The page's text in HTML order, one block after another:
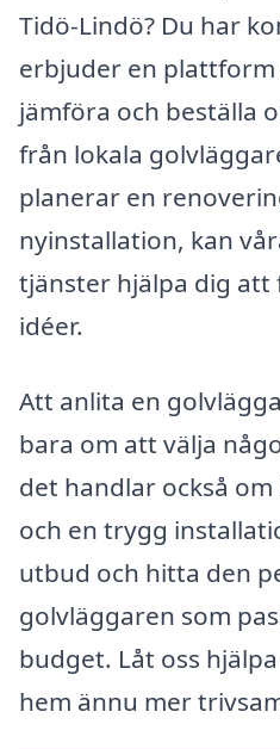
Tidö-Lindö? Du har
erbjuder en
jämföra och beställa
från lokala
planerar en
nyinstallation, kan
tjänster hjälpa dig att
idéer.
Att anlita en
bara om att välja
det handlar också
och en trygg
utbud och hitta den
golvläggaren som
budget. Låt oss
hem ännu mer